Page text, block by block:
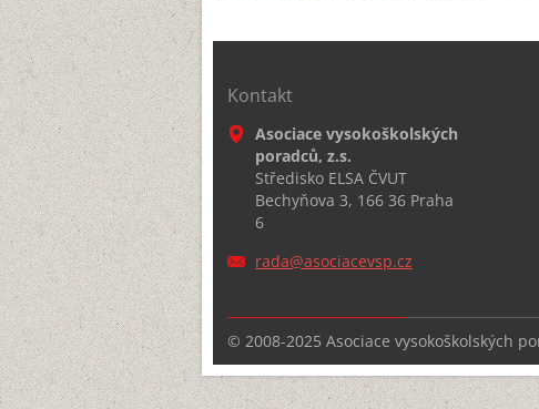
Kontakt
Asociace vysokoškolských
poradců, z.s.
Středisko ELSA ČVUT
Bechyňova 3, 166 36 Praha
6
rada@asociacevsp.cz
© 2008-2025 Asociace vysokoškolských